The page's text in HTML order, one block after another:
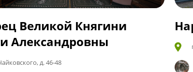
Великой Княгини
Александровны
д. 46-48